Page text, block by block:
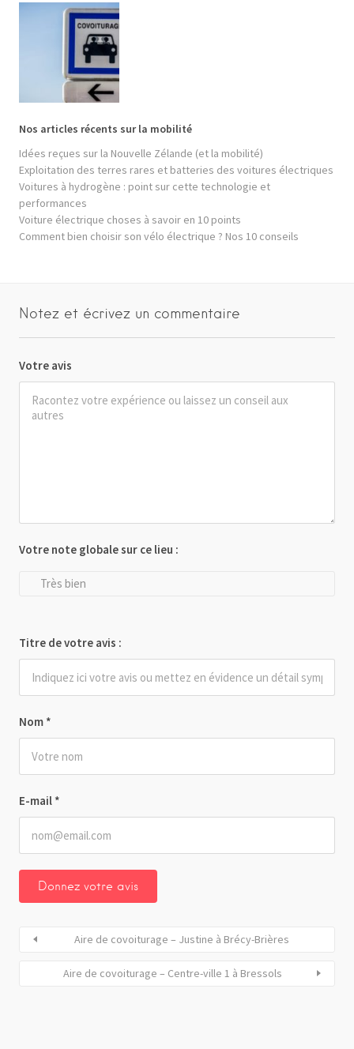
Nos articles récents sur la mobilité
Idées reçues sur la Nouvelle Zélande (et la mobilité)
Exploitation des terres rares et batteries des voitures électriques
Voitures à hydrogène : point sur cette technologie et
performances
Voiture électrique choses à savoir en 10 points
Comment bien choisir son vélo électrique ? Nos 10 conseils
Notez et écrivez un commentaire
Votre avis
Nom *
E-mail *
Votre note globale sur ce lieu :
Très bien
Titre de votre avis :
Aire de covoiturage – Justine à Brécy-Brières
Aire de covoiturage – Centre-ville 1 à Bressols